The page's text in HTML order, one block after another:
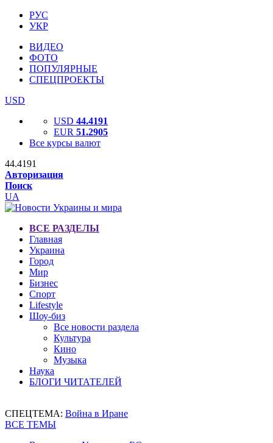
РУС
УКР
ВИДЕО
ФОТО
ПОПУЛЯРНЫЕ
СПЕЦПРОЕКТЫ
USD
USD 44.4191
EUR 51.2905
Все курсы валют
44.4191
Авторизация
Поиск
UA
ВСЕ РАЗДЕЛЫ
Главная
Украина
Город
Мир
Бизнес
Спорт
Lifestyle
Шоу-биз
Все новости раздела
Культура
Кино
Музыка
Наука
БЛОГИ ЧИТАТЕЛЕЙ
СПЕЦТЕМА: Война в Иране
ВСЕ ТЕМЫ